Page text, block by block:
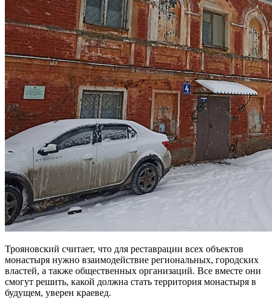
Трояновский считает, что для реставрации всех объектов
монастыря нужно взаимодействие региональных, городских
властей, а также общественных организаций. Все вместе они
смогут решить, какой должна стать территория монастыря в
будущем, уверен краевед.